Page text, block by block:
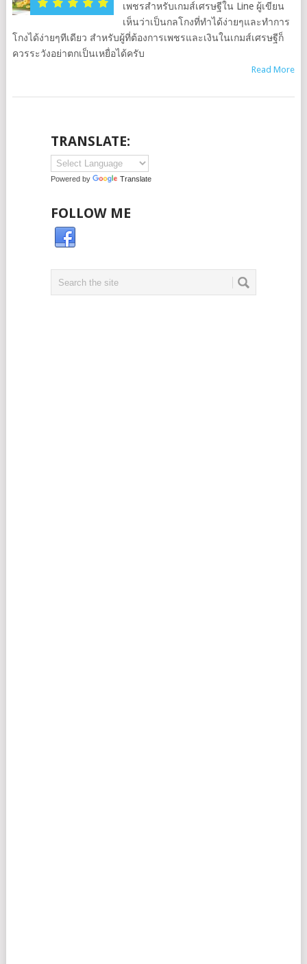
เพชรสำหรับเกมส์เศรษฐีใน Line ผู้เขียน
เห็นว่าเป็นกลโกงที่ทำได้ง่ายๆและทำการ
โกงได้ง่ายๆทีเดียว สำหรับผู้ที่ต้องการเพชรและเงินในเกมส์เศรษฐีก็
ควรระวังอย่าตกเป็นเหยื่อได้ครับ
Read More
TRANSLATE:
Powered by Translate
FOLLOW ME